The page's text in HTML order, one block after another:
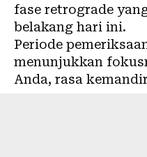
fase retrograde
belakang hari ini.
Periode
menunjukkan
Anda, rasa